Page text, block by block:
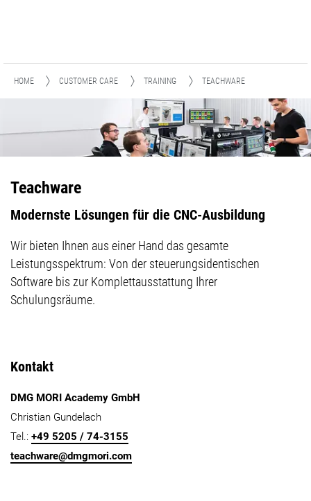
HOME CUSTOMER CARE TRAINING TEACHWARE
Teachware
Modernste Lösungen für die CNC-Ausbildung
Wir bieten Ihnen aus einer Hand das gesamte
Leistungsspektrum: Von der steuerungsidentischen
Software bis zur Komplettausstattung Ihrer
Schulungsräume.
Kontakt
DMG MORI Academy GmbH
Christian Gundelach
Tel.: +49 5205 / 74-3155
teachware@dmgmori.com